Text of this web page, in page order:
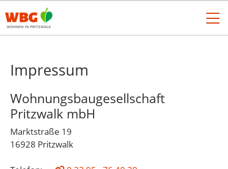
Impressum
Wohnungsbaugesellschaft
Pritzwalk mbH
Marktstraße 19
16928 Pritzwalk